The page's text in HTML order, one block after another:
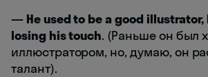
— He used to be a good
losing his touch. (Раньше он был
иллюстратором, но, думаю, он
талант).